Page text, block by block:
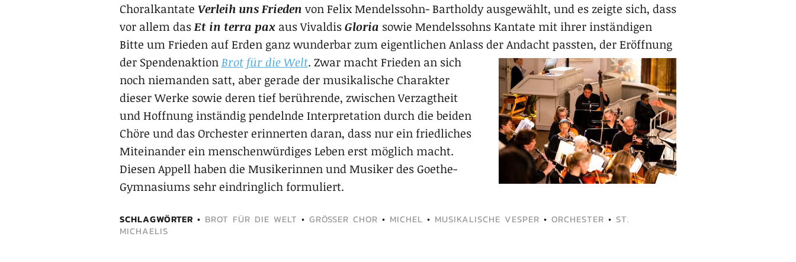
Choralkantate Verleih uns Frieden von Felix Mendelssohn- Bartholdy ausgewählt, und es zeigte sich, dass
vor allem dasEt in terra pax aus VivaldisGloria sowie Mendelssohns Kantate mit ihrer inständigen
Bitte um Frieden auf Erden ganz wunderbar zum eigentlichen Anlass der Andacht passten, der Eröffnung
der SpendenaktionBrot für die Welt. Zwar macht Frieden an sich
noch niemanden satt, aber gerade der musikalische Charakter
dieser Werke sowie deren tief berührende, zwischen Verzagtheit
und Hoffnung inständig pendelnde Interpretation durch die beiden
Chöre und das Orchester erinnerten daran, dass nur ein friedliches
Miteinander ein menschenwürdiges Leben erst möglich macht.
Diesen Appell haben die Musikerinnen und Musiker des Goethe-
Gymnasiums sehr eindringlich formuliert.
SCHLAGWÖRTER BROT FÜR DIE WELT • GRÖSSER CHOR • MICHEL • MUSIKALISCHE VESPER • ORCHESTER • ST.
MICHAELIS